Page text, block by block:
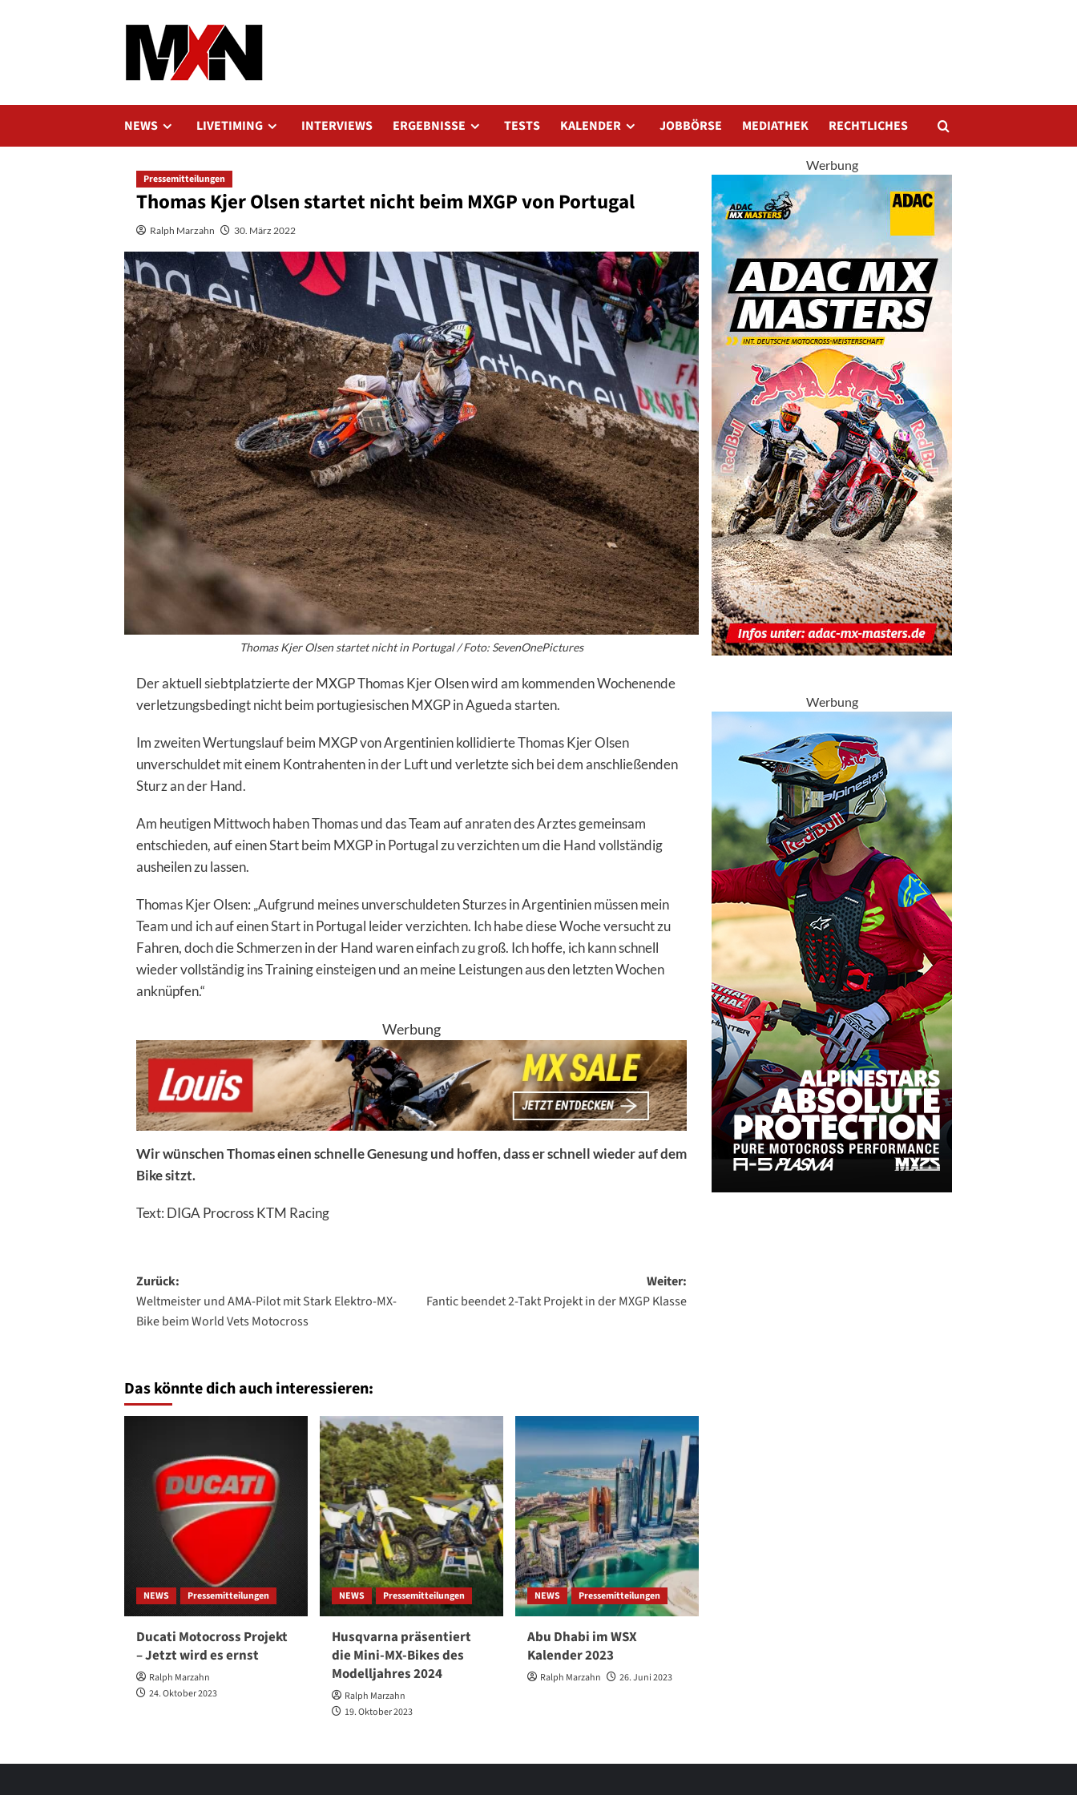
NEWS LIVETIMING INTERVIEWS ERGEBNISSE TESTS KALENDER JOBBÖRSE MEDIATHEK RECHTLICHES
Pressemitteilungen
Thomas Kjer Olsen startet nicht beim MXGP von Portugal
Ralph Marzahn 30. März 2022
Thomas Kjer Olsen startet nicht in Portugal / Foto: SevenOnePictures
Der aktuell siebtplatzierte der MXGP Thomas Kjer Olsen wird am kommenden Wochenende
verletzungsbedingt nicht beim portugiesischen MXGP in Agueda starten.
Im zweiten Wertungslauf beim MXGP von Argentinien kollidierte Thomas Kjer Olsen
unverschuldet mit einem Kontrahenten in der Luft und verletzte sich bei dem anschließenden
Sturz an der Hand.
Am heutigen Mittwoch haben Thomas und das Team auf anraten des Arztes gemeinsam
entschieden, auf einen Start beim MXGP in Portugal zu verzichten um die Hand vollständig
ausheilen zu lassen.
Thomas Kjer Olsen: „Aufgrund meines unverschuldeten Sturzes in Argentinien müssen mein
Team und ich auf einen Start in Portugal leider verzichten. Ich habe diese Woche versucht zu
Fahren, doch die Schmerzen in der Hand waren einfach zu groß. Ich hoffe, ich kann schnell
wieder vollständig ins Training einsteigen und an meine Leistungen aus den letzten Wochen
anknüpfen.“
Werbung
Wir wünschen Thomas einen schnelle Genesung und hoffen, dass er schnell wieder auf dem
Bike sitzt.
Text: DIGA Procross KTM Racing
Beitragsnavigation
Zurück:
Weltmeister und AMA-Pilot mit Stark Elektro-MX-
Bike beim World Vets Motocross
Weiter:
Fantic beendet 2-Takt Projekt in der MXGP Klasse
Das könnte dich auch interessieren:
NEWS Pressemitteilungen
Ducati Motocross Projekt
– Jetzt wird es ernst
Ralph Marzahn
24. Oktober 2023
NEWS Pressemitteilungen
Husqvarna präsentiert
die Mini-MX-Bikes des
Modelljahres 2024
Ralph Marzahn
19. Oktober 2023
NEWS Pressemitteilungen
Abu Dhabi im WSX
Kalender 2023
Ralph Marzahn 26. Juni 2023
Werbung
Werbung